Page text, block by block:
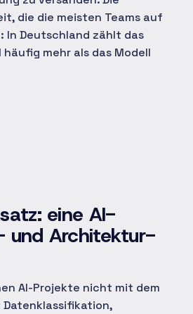
die die meisten Teams auf
In Deutschland zählt das
mehr als das Modell
eine AI-
und Architektur-
AI-Projekte nicht mit dem
Datenklassifikation,